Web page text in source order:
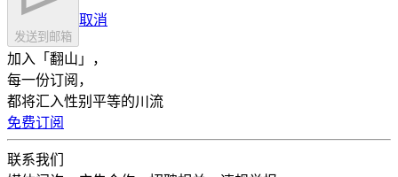
发送到邮箱
取消
加入「翻山」，
每一份订阅，
都将汇入性别平等的川流
免费订阅
联系我们